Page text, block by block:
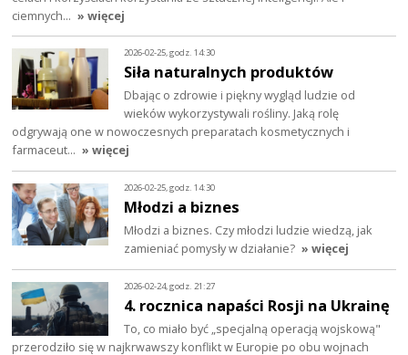
ciemnych… » więcej
2026-02-25, godz. 14:30
Siła naturalnych produktów
Dbając o zdrowie i piękny wygląd ludzie od
wieków wykorzystywali rośliny. Jaką rolę
odgrywają one w nowoczesnych preparatach kosmetycznych i
farmaceut… » więcej
2026-02-25, godz. 14:30
Młodzi a biznes
Młodzi a biznes. Czy młodzi ludzie wiedzą, jak
zamieniać pomysły w działanie? » więcej
2026-02-24, godz. 21:27
4. rocznica napaści Rosji na Ukrainę
To, co miało być „specjalną operacją wojskową"
przerodziło się w najkrwawszy konflikt w Europie po obu wojnach